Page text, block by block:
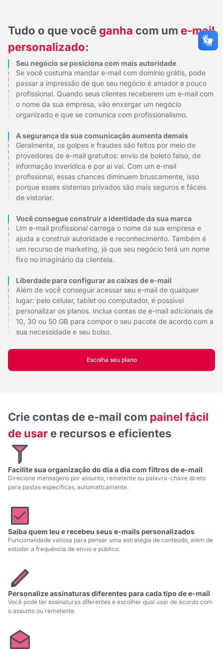
Tudo o que você ganha com um e-mail
personalizado:
Seu negócio se posiciona com mais autoridade
Se você costuma mandar e-mail com domínio grátis, pode
passar a impressão de que seu negócio é amador e pouco
profissional. Quando seus clientes receberem um e-mail com
o nome da sua empresa, vão enxergar um negócio
organizado e que se comunica com profissionalismo.
A segurança da sua comunicação aumenta demais
Geralmente, os golpes e fraudes são feitos por meio de
provedores de e-mail gratuitos: envio de boleto falso, de
informação inverídica e por aí vai. Com um e-mail
profissional, essas chances diminuem bruscamente, isso
porque esses sistemas privados são mais seguros e fáceis
de vistoriar.
Você consegue construir a identidade da sua marca
Um e-mail profissional carrega o nome da sua empresa e
ajuda a construir autoridade e reconhecimento. Também é
um recurso de marketing, já que seu negócio terá um nome
fixo no imaginário da clientela.
Liberdade para configurar as caixas de e-mail
Além de você conseguir acessar seu e-mail de qualquer
lugar: pelo celular, tablet ou computador, é possível
personalizar os planos. Inclua contas de e-mail adicionais de
10, 30 ou 50 GB para compor o seu pacote de acordo com a
sua necessidade e seu bolso.
Escolha seu plano
Crie contas de e-mail com painel fácil
de usar e recursos e eficientes
Facilite sua organização do dia a dia com filtros de e-mail
Direcione mensagens por assunto, remetente ou palavra-chave direto
para pastas específicas, automaticamente.
Saiba quem leu e recebeu seus e-mails personalizados
Funcionalidade valiosa para pensar uma estratégia de conteúdo, além de
estudar a frequência de envio e público.
Personalize assinaturas diferentes para cada tipo de e-mail
Você pode ter assinaturas diferentes e escolher qual usar de acordo com
o assunto ou remetente.